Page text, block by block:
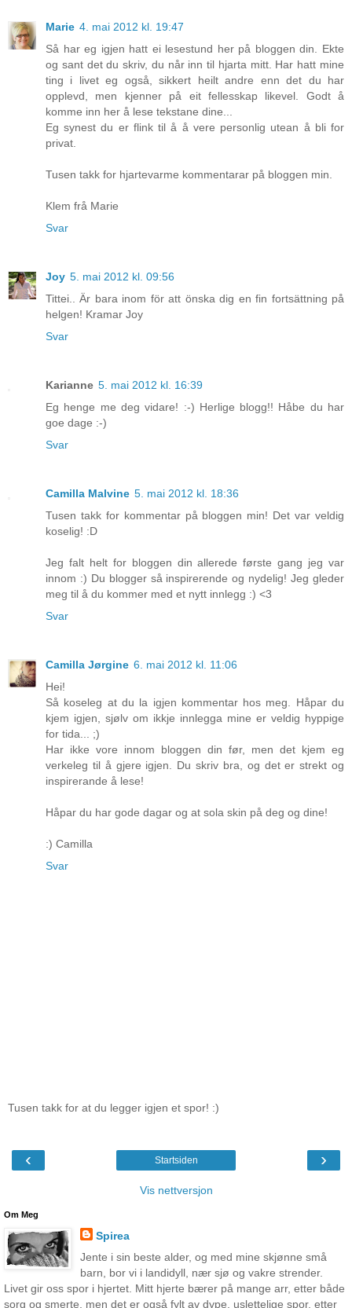
Marie 4. mai 2012 kl. 19:47
Så har eg igjen hatt ei lesestund her på bloggen din. Ekte
og sant det du skriv, du når inn til hjarta mitt. Har hatt mine
ting i livet eg også, sikkert heilt andre enn det du har
opplevd, men kjenner på eit fellesskap likevel. Godt å
komme inn her å lese tekstane dine...
Eg synest du er flink til å å vere personlig utean å bli for
privat.
Tusen takk for hjartevarme kommentarar på bloggen min.
Klem frå Marie
Svar
Joy 5. mai 2012 kl. 09:56
Tittei.. Är bara inom för att önska dig en fin fortsättning på
helgen! Kramar Joy
Svar
Karianne 5. mai 2012 kl. 16:39
Eg henge me deg vidare! :-) Herlige blogg!! Håbe du har
goe dage :-)
Svar
Camilla Malvine 5. mai 2012 kl. 18:36
Tusen takk for kommentar på bloggen min! Det var veldig
koselig! :D
Jeg falt helt for bloggen din allerede første gang jeg var
innom :) Du blogger så inspirerende og nydelig! Jeg gleder
meg til å du kommer med et nytt innlegg :) <3
Svar
Camilla Jørgine 6. mai 2012 kl. 11:06
Hei!
Så koseleg at du la igjen kommentar hos meg. Håpar du
kjem igjen, sjølv om ikkje innlegga mine er veldig hyppige
for tida... ;)
Har ikke vore innom bloggen din før, men det kjem eg
verkeleg til å gjere igjen. Du skriv bra, og det er strekt og
inspirerande å lese!
Håpar du har gode dagar og at sola skin på deg og dine!
:) Camilla
Svar
Tusen takk for at du legger igjen et spor! :)
‹ ›
Startsiden
Vis nettversjon
Om Meg
Spirea
Jente i sin beste alder, og med mine skjønne små
barn, bor vi i landidyll, nær sjø og vakre strender.
Livet gir oss spor i hjertet. Mitt hjerte bærer på mange arr, etter både
sorg og smerte, men det er også fylt av dype, uslettelige spor, etter